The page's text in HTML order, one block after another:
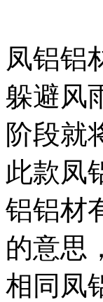
凤铝铝
躲避风
阶段就
此款凤
铝铝材
的意思
相同凤